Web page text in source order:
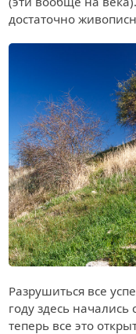
достаточно
Разрушиться все
году здесь начались
теперь все это